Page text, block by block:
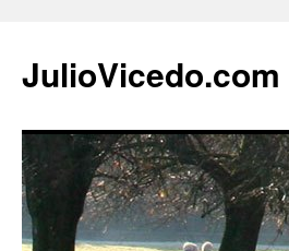
JulioVicedo.com